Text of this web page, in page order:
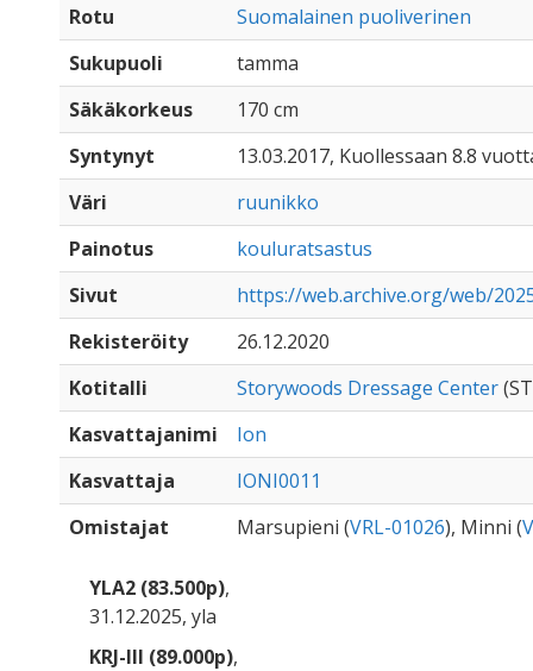
Rotu
Suomalainen puoliverinen
Sukupuoli
tamma
Säkäkorkeus
170 cm
Syntynyt
13.03.2017, Kuollessaan 8.8
Väri
ruunikko
Painotus
kouluratsastus
Sivut
https://web.archive.org/web/
Rekisteröity
26.12.2020
Kotitalli
Storywoods Dressage Center
Kasvattajanimi
Ion
Kasvattaja
IONI0011
Omistajat
Marsupieni (VRL-01026), Minni (
YLA2 (83.500p),
31.12.2025, yla
KRJ-III (89.000p),